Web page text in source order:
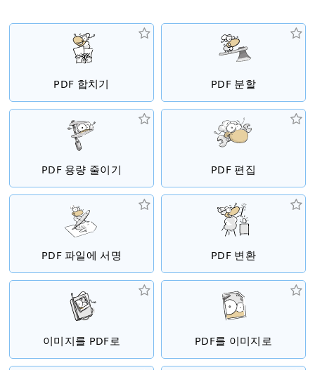
PDF 합치기 PDF 분할
PDF 용량 줄이기 PDF 편집
PDF 파일에 서명 PDF 변환
이미지를 PDF로 PDF를 이미지로